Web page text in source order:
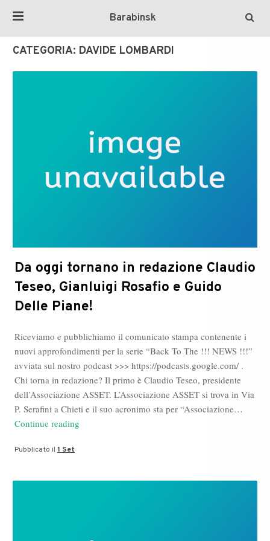
Barabinsk
CATEGORIA: DAVIDE LOMBARDI
Da oggi tornano in redazione Claudio
Teseo, Gianluigi Rosafio e Guido
Delle Piane!
Riceviamo e pubblichiamo il comunicato stampa contenente i
nuovi approfondimenti per la serie “Back To The !!! NEWS !!!”
avviata sul nostro podcast >>> https://podcasts.google.com/ .
Chi torna in redazione? Il primo è Claudio Teseo, presidente
dell’Associazione ASSET. L’Associazione ASSET si trova in Via
P. Serafini a Chieti e il suo acronimo sta per “Associazione…
Continue reading
redazione
Pubblicato il 1 Set